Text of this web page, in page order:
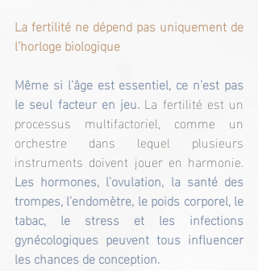
La fertilité ne dépend pas uniquement de
l’horloge biologique
Même si l’âge est essentiel, ce n’est pas
le seul facteur en jeu. La fertilité est un
processus multifactoriel, comme un
orchestre dans lequel plusieurs
Les hormones, l’ovulation, la santé des
trompes, l’endomètre, le poids corporel, le
tabac, le stress et les infections
gynécologiques peuvent tous influencer
les chances de conception.